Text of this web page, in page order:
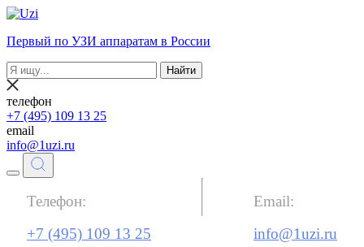
Первый по УЗИ аппаратам в России
Найти
телефон
+7 (495) 109 13 25
email
info@1uzi.ru
Телефон:
+7 (495) 109 13 25
Email:
info@1uzi.ru